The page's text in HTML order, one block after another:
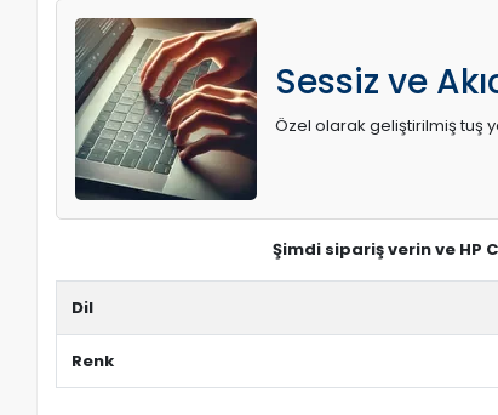
Sessiz ve
Özel olarak geliştirilmiş tuş
Şimdi sipariş verin ve HP
Dil
Renk